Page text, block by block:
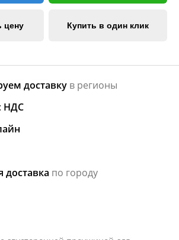
цену Купить в один клик
доставку в регионы
НДС
доставка по городу